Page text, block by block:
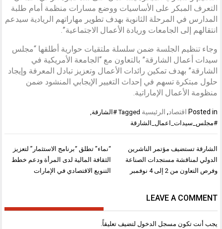
التعرف المبكر على الأساسيات ووضع مسارات منظمة أمام طلبة
المدارس في المرحلة الثانوية بهدف تطوير مهاراتهم الريادية سيدعم
انتقالهم إلى الجامعات وريادة الأعمال الاجتماعية”.
وجاء تنظيم الجلسة ضمن سلسلة ملتقيات حوارية أطلقها “مجلس
سيدات أعمال الشارقة” بالتعاون مع “الجامعة الأمريكية في
الشارقة” بهدف تمكين رائدات الأعمال وتعزيز تبادل المعرفة وإيجاد
حلول مبتكرة تسهم في إحداث التغيير الإيجابي المنشود ضمن
منظومة الأعمال الإماراتية.
Posted in اقتصاد, الرئيسية Tagged #الشارقة
#مجلس_سيدات_اعمال_الشارقة
تصفّح
المقالات
“نماء” تطلق “برنامج الاستثمار” لتعزيز
الثقافة المالية لدى المرأة ودعم خطط
التنويع الاقتصادي في الإمارات
الشارقة تستضيف مؤتمر الناشرين
الدولي لمناقشة مستجدات الصناعة
وفرص التعاون من 2 إلى 4 نوفمبر
LEAVE A COMMENT
يجب أنت تكون مسجل الدخول لتضيف تعليقاً.